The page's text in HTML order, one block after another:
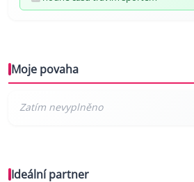
Moje povaha
Ideální partner